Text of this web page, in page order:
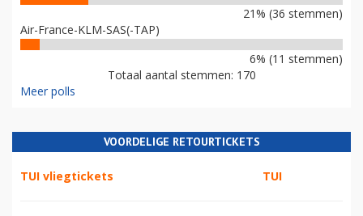
21% (36 stemmen)
Air-France-KLM-SAS(-TAP)
6% (11 stemmen)
Totaal aantal stemmen: 170
Meer polls
VOORDELIGE RETOURTICKETS
TUI vliegtickets TUI